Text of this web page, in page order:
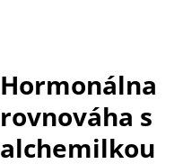
Hormonálna
rovnováha s
alchemilkou